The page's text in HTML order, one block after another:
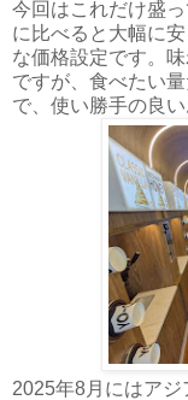
今回はこれだけ盛
に比べると大幅に
な価格設定です。
ですが、食べたい
で、使い勝手の良い
2025年8月にはア